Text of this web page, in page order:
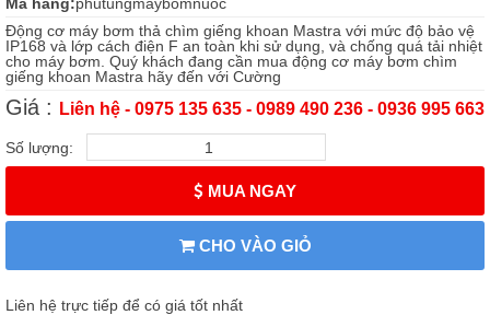
Mã hàng:phutungmaybomnuoc
Động cơ máy bơm thả chìm giếng khoan Mastra với mức độ bảo vệ
IP168 và lớp cách điện F an toàn khi sử dụng, và chống quá tải nhiệt
cho máy bơm. Quý khách đang cần mua động cơ máy bơm chìm
giếng khoan Mastra hãy đến với Cường
Giá : Liên hệ - 0975 135 635 - 0989 490 236 - 0936 995 663
Số lượng:
MUA NGAY
CHO VÀO GIỎ
Liên hệ trực tiếp để có giá tốt nhất